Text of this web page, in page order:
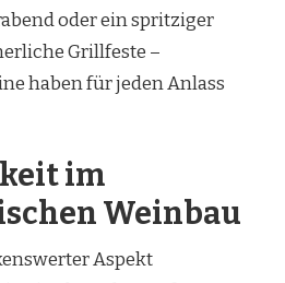
oder ein spritziger
Grillfeste –
haben für jeden Anlass
im
Weinbau
Aspekt